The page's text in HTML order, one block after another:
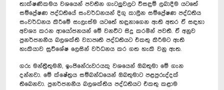
තාක්ෂණිකමය වශයෙන් පවතින ගැටලුවලට විසඳුම් ලබාදීම යටතේ
සම්ප්‍රේෂණ පද්ධතියේ සංවර්ධනයන් දිගු කාලීන සම්ප්‍රේෂණ පද්ධතිය
සංවර්ධනය කිරීමේ සැලැස්ම යටතේ හඳුනාගෙන ඇති අතර ඒ සඳහා
අවශ්‍ය කරන ආයෝජනයන් මේ වනවිට සිදු කරමින් පවතී. ඒ අනුව
පුනර්ජනනීය බලශක්ති ව්‍යාපෘති පද්ධතියට එකතු කිරීමට ඇති
හැකියාව සුවි‍ශේෂ ලෙසින් වර්ධනය කර ගත හැකි වනු ඇත.
ගරු මන්ත්‍රීතුමනි, ඉංජිනේරුවරයකු වශයෙන් ඔබතුමා මේ ගැන
දන්නවා. මේ ක්ෂේත්‍රය සම්බන්ධයෙන් ඔබතුමාට පළපුරුද්දක්
තිබෙනවා. පුනර්ජනනීය බලශක්තිය පද්ධතියට එකතු කළාම